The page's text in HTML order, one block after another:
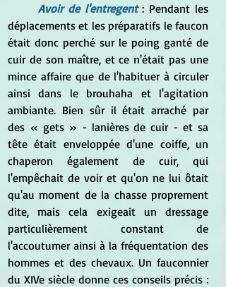
Avoir de l'entregent : Pendant les
déplacements et les préparatifs le faucon
était donc perché sur le poing ganté de
cuir de son maître, et ce n'était pas une
mince affaire que de l'habituer à circuler
ainsi dans le brouhaha et l'agitation
ambiante. Bien sûr il était arraché par
des « gets » - lanières de cuir - et sa
tête était enveloppée d'une coiffe, un
chaperon également de cuir, qui
l'empêchait de voir et qu'on ne lui ôtait
qu'au moment de la chasse proprement
dite, mais cela exigeait un dressage
particulièrement constant de
l'accoutumer ainsi à la fréquentation des
hommes et des chevaux. Un fauconnier
du XIVe siècle donne ces conseils précis :